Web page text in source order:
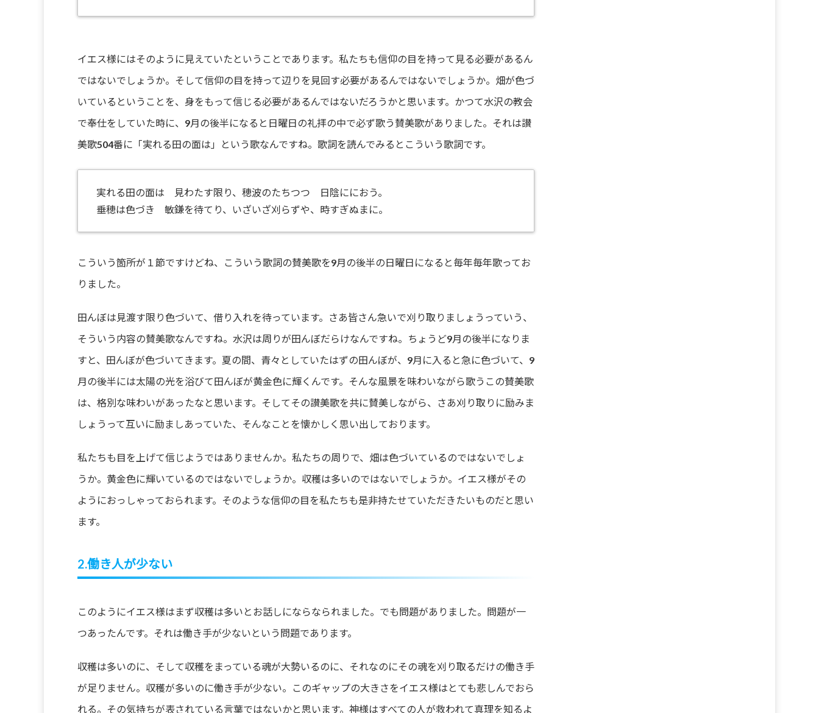
イエス様にはそのように見えていたということであります。私たちも信仰の目を持って見る必要があるん
ではないでしょうか。そして信仰の目を持って辺りを見回す必要があるんではないでしょうか。畑が色づ
いているということを、身をもって信じる必要があるんではないだろうかと思います。かつて水沢の教会
で奉仕をしていた時に、9月の後半になると日曜日の礼拝の中で必ず歌う賛美歌がありました。それは讃
美歌504番に「実れる田の面は」という歌なんですね。歌詞を読んでみるとこういう歌詞です。
実れる田の面は 見わたす限り、穂波のたちつつ 日陰ににおう。
垂穂は色づき 敏鎌を待てり、いざいざ刈らずや、時すぎぬまに。
こういう箇所が１節ですけどね、こういう歌詞の賛美歌を9月の後半の日曜日になると毎年毎年歌ってお
りました。
田んぼは見渡す限り色づいて、借り入れを待っています。さあ皆さん急いで刈り取りましょうっていう、
そういう内容の賛美歌なんですね。水沢は周りが田んぼだらけなんですね。ちょうど9月の後半になりま
すと、田んぼが色づいてきます。夏の間、青々としていたはずの田んぼが、9月に入ると急に色づいて、9
月の後半には太陽の光を浴びて田んぼが黄金色に輝くんです。そんな風景を味わいながら歌うこの賛美歌
は、格別な味わいがあったなと思います。そしてその讃美歌を共に賛美しながら、さあ刈り取りに励みま
しょうって互いに励ましあっていた、そんなことを懐かしく思い出しております。
私たちも目を上げて信じようではありませんか。私たちの周りで、畑は色づいているのではないでしょ
うか。黄金色に輝いているのではないでしょうか。収穫は多いのではないでしょうか。イエス様がその
ようにおっしゃっておられます。そのような信仰の目を私たちも是非持たせていただきたいものだと思い
ます。
2.働き人が少ない
このようにイエス様はまず収穫は多いとお話しにならなられました。でも問題がありました。問題が一
つあったんです。それは働き手が少ないという問題であります。
収穫は多いのに、そして収穫をまっている魂が大勢いるのに、それなのにその魂を刈り取るだけの働き手
が足りません。収穫が多いのに働き手が少ない。このギャップの大きさをイエス様はとても悲しんでおら
れる。その気持ちが表されている言葉ではないかと思います。神様はすべての人が救われて真理を知るよ